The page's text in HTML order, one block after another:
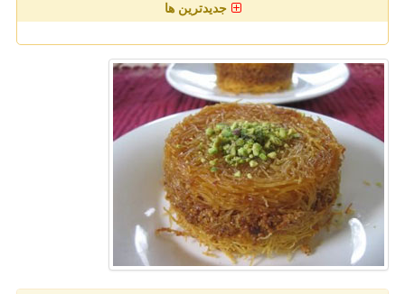
جدیدترین ها